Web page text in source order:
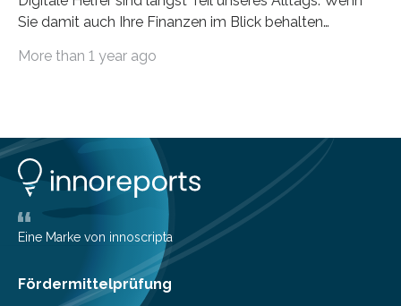
Sie damit auch Ihre Finanzen im Blick behalten
die genau das ermöglichen: Sie helfen Ihnen, Ausgaben
Lösungen interessieren. 1. Multibanking-Tools: Alle
Konten auf einen Blick Viele Banken bieten bereits in
ihrem Online-Banking eine Multibanking-Funktion an,
mit der sich Konten bei anderen Banken…
More than 1 year ago
Eine Marke von innoscripta
Fördermittelprüfung